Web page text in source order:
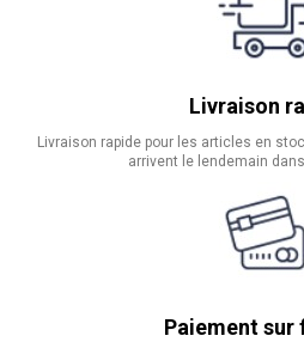
Livraison
Livraison rapide pour les articles en
arrivent le lendemain
Paiement sur